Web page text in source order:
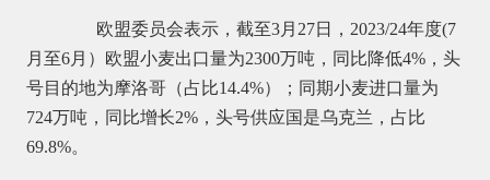
欧盟委员会表示，截至3月27日，2023/24年度(7
月至6月）欧盟小麦出口量为2300万吨，同比降低4%，头
号目的地为摩洛哥（占比14.4%）；同期小麦进口量为
724万吨，同比增长2%，头号供应国是乌克兰，占比
69.8%。